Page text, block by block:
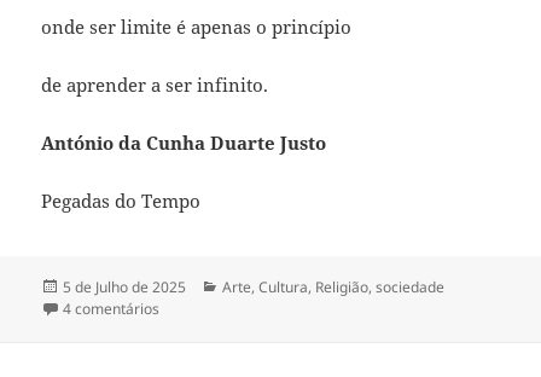
onde ser limite é apenas o princípio
de aprender a ser infinito.
António da Cunha Duarte Justo
Pegadas do Tempo
Publicado
a
5 de Julho de 2025 Categorias
Arte,Cultura, Religião,sociedade
4 comentários